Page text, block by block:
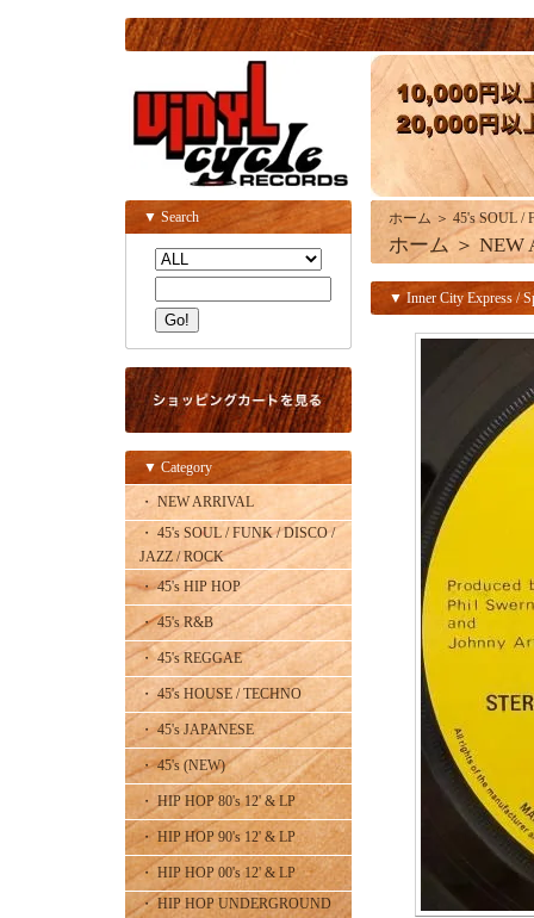
▼ Search
▼ Category
・ NEW ARRIVAL
・ 45's SOUL / FUNK / DISCO /
JAZZ / ROCK
・ 45's HIP HOP
・ 45's R&B
・ 45's REGGAE
・ 45's HOUSE / TECHNO
・ 45's JAPANESE
・ 45's (NEW)
・ HIP HOP 80's 12' & LP
・ HIP HOP 90's 12' & LP
・ HIP HOP 00's 12' & LP
・ HIP HOP UNDERGROUND
ホーム ＞ 45's SOUL /
ホーム ＞ NEW
▼ Inner City Express /